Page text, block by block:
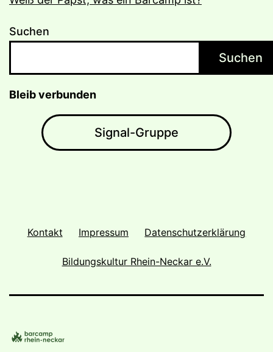
Suchen
Suchen
Bleib verbunden
Signal-Gruppe
Kontakt Impressum Datenschutzerklärung
Bildungskultur Rhein-Neckar e.V.